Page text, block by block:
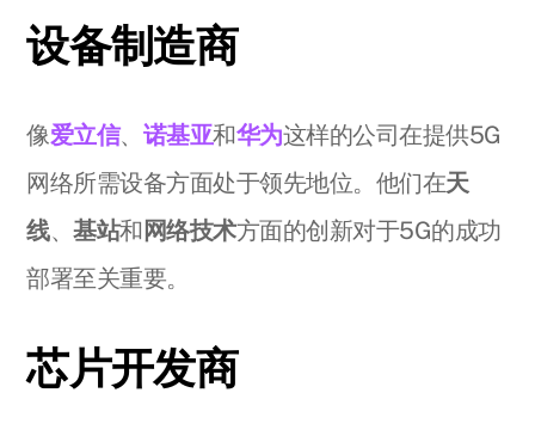
设备制造商
像爱立信、 诺基亚和华为这样的公司在提供5G
网络所需设备方面处于领先地位。他们在天
线、基站和 网络技术方面的创新对于5G的成功
部署至关重要。
芯片开发商